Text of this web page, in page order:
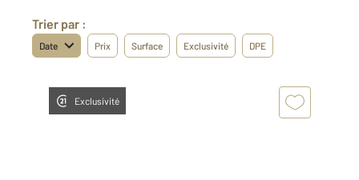
Trier par :
Date Prix Surface Exclusivité DPE
Exclusivité